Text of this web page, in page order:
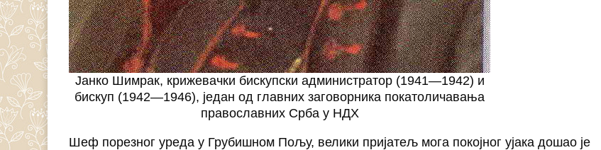
Јанко Шимрак, крижевачки бискупски администратор (1941—1942) и
бискуп (1942—1946), један од главних заговорника покатоличавања
православних Срба у НДХ
Шеф порезног уреда у Грубишном Пољу, велики пријатељ мога покојног ујака дошао је